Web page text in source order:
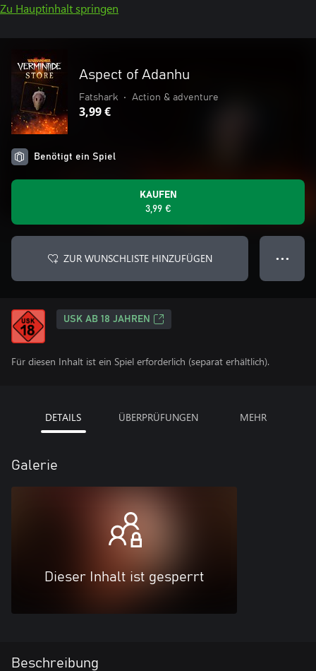
Zu Hauptinhalt springen
Aspect of Adanhu
Fatshark • Action & adventure
3,99 €
Benötigt ein Spiel
KAUFEN
3,99 €
ZUR WUNSCHLISTE HINZUFÜGEN ● ● ●
USK AB 18 JAHREN
Für diesen Inhalt ist ein Spiel erforderlich (separat erhältlich).
DETAILS ÜBERPRÜFUNGEN MEHR
Galerie
Dieser Inhalt ist gesperrt
Beschreibung